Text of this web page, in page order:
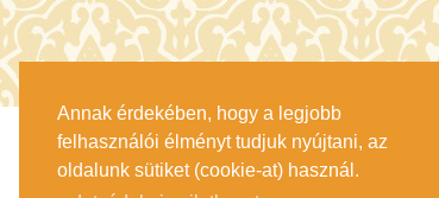
Annak érdekében, hogy a legjobb
felhasználói élményt tudjuk nyújtani, az
oldalunk sütiket (cookie-at) használ.